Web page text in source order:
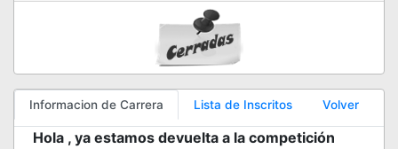
Informacion de Carrera Lista de Inscritos Volver
Hola , ya estamos devuelta a la competición